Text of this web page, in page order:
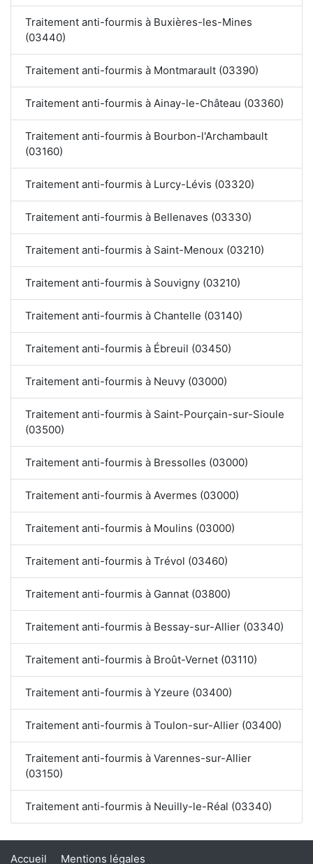
Traitement anti-fourmis à Buxières-les-Mines
(03440)
Traitement anti-fourmis à Montmarault (03390)
Traitement anti-fourmis à Ainay-le-Château (03360)
Traitement anti-fourmis à Bourbon-l'Archambault
(03160)
Traitement anti-fourmis à Lurcy-Lévis (03320)
Traitement anti-fourmis à Bellenaves (03330)
Traitement anti-fourmis à Saint-Menoux (03210)
Traitement anti-fourmis à Souvigny (03210)
Traitement anti-fourmis à Chantelle (03140)
Traitement anti-fourmis à Ébreuil (03450)
Traitement anti-fourmis à Neuvy (03000)
Traitement anti-fourmis à Saint-Pourçain-sur-Sioule
(03500)
Traitement anti-fourmis à Bressolles (03000)
Traitement anti-fourmis à Avermes (03000)
Traitement anti-fourmis à Moulins (03000)
Traitement anti-fourmis à Trévol (03460)
Traitement anti-fourmis à Gannat (03800)
Traitement anti-fourmis à Bessay-sur-Allier (03340)
Traitement anti-fourmis à Broût-Vernet (03110)
Traitement anti-fourmis à Yzeure (03400)
Traitement anti-fourmis à Toulon-sur-Allier (03400)
Traitement anti-fourmis à Varennes-sur-Allier
(03150)
Traitement anti-fourmis à Neuilly-le-Réal (03340)
Accueil Mentions légales